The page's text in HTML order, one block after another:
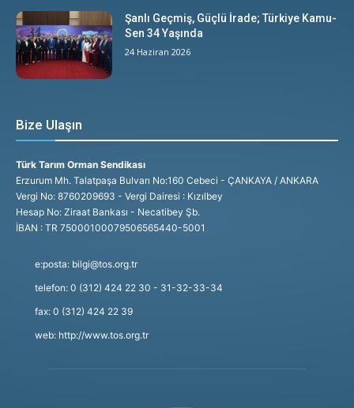
Şanlı Geçmiş, Güçlü İrade; Türkiye Kamu-
Sen 34 Yaşında
24 Haziran 2026
Bize Ulaşın
Türk Tarım Orman Sendikası
Erzurum Mh. Talatpaşa Bulvarı No:160 Cebeci - ÇANKAYA / ANKARA
Vergi No: 8760209693 - Vergi Dairesi : Kızılbey
Hesap No: Ziraat Bankası - Necatibey Şb.
İBAN : TR 75000100079506565440-5001
e:posta: bilgi@tos.org.tr
telefon: 0 (312) 424 22 30 - 31-32-33-34
fax: 0 (312) 424 22 39
web: http://www.tos.org.tr